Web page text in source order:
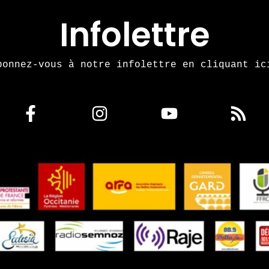
Infolettre
vous à notre infolettre en cliquant